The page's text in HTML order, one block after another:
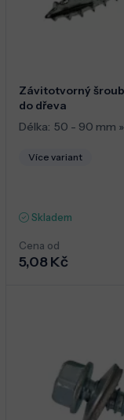
Závitotvorný
do dřeva
Délka: 50 - 90 mm »
Více variant
Skladem
Cena od
5,08 Kč